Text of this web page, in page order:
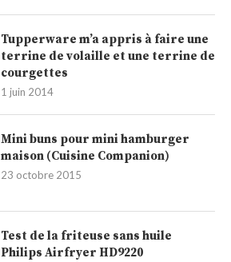
Tupperware m’a appris à faire une
terrine de volaille et une terrine de
courgettes
1 juin 2014
Mini buns pour mini hamburger
maison (Cuisine Companion)
23 octobre 2015
Test de la friteuse sans huile
Philips Airfryer HD9220